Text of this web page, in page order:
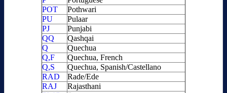
POT
Pothwari
PU
Pulaar
PJ
Punjabi
QQ
Qashqai
Q
Quechua
Q,F
Quechua, French
Q,S
Quechua, Spanish/Castellano
RAD
Rade/Ede
RAJ
Rajasthani